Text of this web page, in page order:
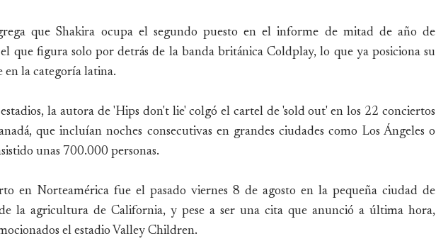
que Shakira ocupa el segundo puesto en el informe de mitad de año de
que figura solo por detrás de la banda británica Coldplay, lo que ya posiciona su
en la categoría latina.
la autora de 'Hips don't lie' colgó el cartel de 'sold out' en los 22 conciertos
que incluían noches consecutivas en grandes ciudades como Los Ángeles o
unas 700.000 personas.
en Norteamérica fue el pasado viernes 8 de agosto en la pequeña ciudad de
la agricultura de California, y pese a ser una cita que anunció a última hora,
el estadio Valley Children.